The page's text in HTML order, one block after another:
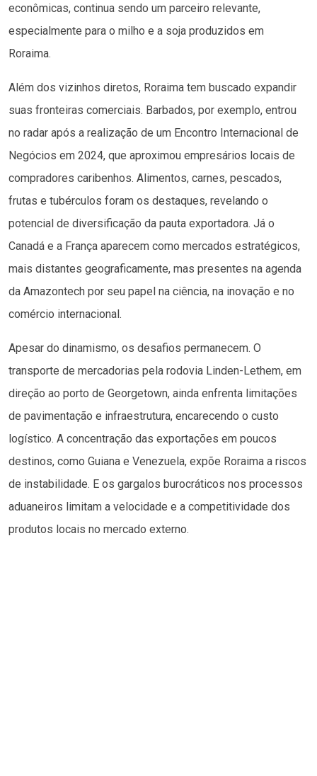
econômicas, continua sendo um parceiro relevante,
especialmente para o milho e a soja produzidos em
Roraima.
Além dos vizinhos diretos, Roraima tem buscado expandir
suas fronteiras comerciais. Barbados, por exemplo, entrou
no radar após a realização de um Encontro Internacional de
Negócios em 2024, que aproximou empresários locais de
compradores caribenhos. Alimentos, carnes, pescados,
frutas e tubérculos foram os destaques, revelando o
potencial de diversificação da pauta exportadora. Já o
Canadá e a França aparecem como mercados estratégicos,
mais distantes geograficamente, mas presentes na agenda
da Amazontech por seu papel na ciência, na inovação e no
comércio internacional.
Apesar do dinamismo, os desafios permanecem. O
transporte de mercadorias pela rodovia Linden-Lethem, em
direção ao porto de Georgetown, ainda enfrenta limitações
de pavimentação e infraestrutura, encarecendo o custo
logístico. A concentração das exportações em poucos
destinos, como Guiana e Venezuela, expõe Roraima a riscos
de instabilidade. E os gargalos burocráticos nos processos
aduaneiros limitam a velocidade e a competitividade dos
produtos locais no mercado externo.